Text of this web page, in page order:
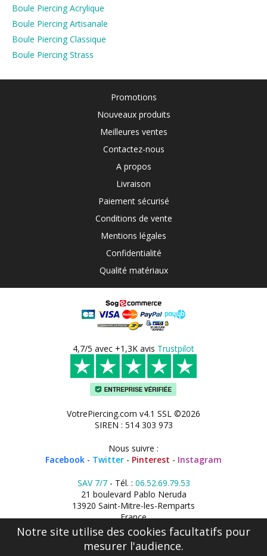
Boule Piercing Acrylique
Boule Piercing Artisanale
Boule Piercing Classique
Boule Piercing Strass
Promotions
Nouveaux produits
Meilleures ventes
Contactez-nous
A propos
Livraison
Paiement sécurisé
Conditions de vente
Mentions légales
Confidentialité
Qualité matériaux
4,7/5 avec +1,3K avis Trustpilot
VotrePiercing.com v4.1 SSL ©2026
SIREN : 514 303 973
Nous suivre :
Facebook - Twitter - Pinterest - Instagram
SAV 7/7- Tél. : 06.52.69.79.53
21 boulevard Pablo Neruda
13920 Saint-Mitre-les-Remparts
France
Notre site utilise des cookies facultatifs pour
mesurer l'audience.